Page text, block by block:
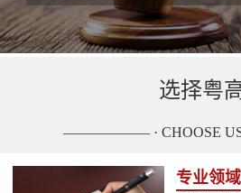
选择粤
—————— · CHOOSE
专业领域